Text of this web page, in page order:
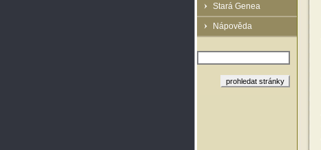
Stará Genea
Nápověda